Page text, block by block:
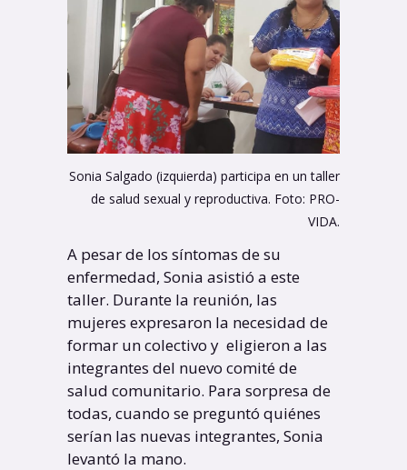
Sonia Salgado (izquierda) participa en un taller
de salud sexual y reproductiva. Foto: PRO-
VIDA.
A pesar de los síntomas de su
enfermedad, Sonia asistió a este
taller. Durante la reunión, las
mujeres expresaron la necesidad de
formar un colectivo y eligieron a las
integrantes del nuevo comité de
salud comunitario. Para sorpresa de
todas, cuando se preguntó quiénes
serían las nuevas integrantes, Sonia
levantó la mano.